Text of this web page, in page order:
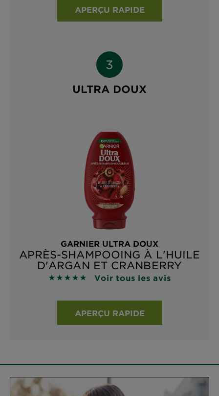
APERÇU RAPIDE
ULTRA DOUX
GARNIER ULTRA DOUX
APRÈS-SHAMPOOING À L'HUILE
D'ARGAN ET CRANBERRY
4.8929 sur 5 étoiles basé sur les avis
Voir tous les avis
APERÇU RAPIDE